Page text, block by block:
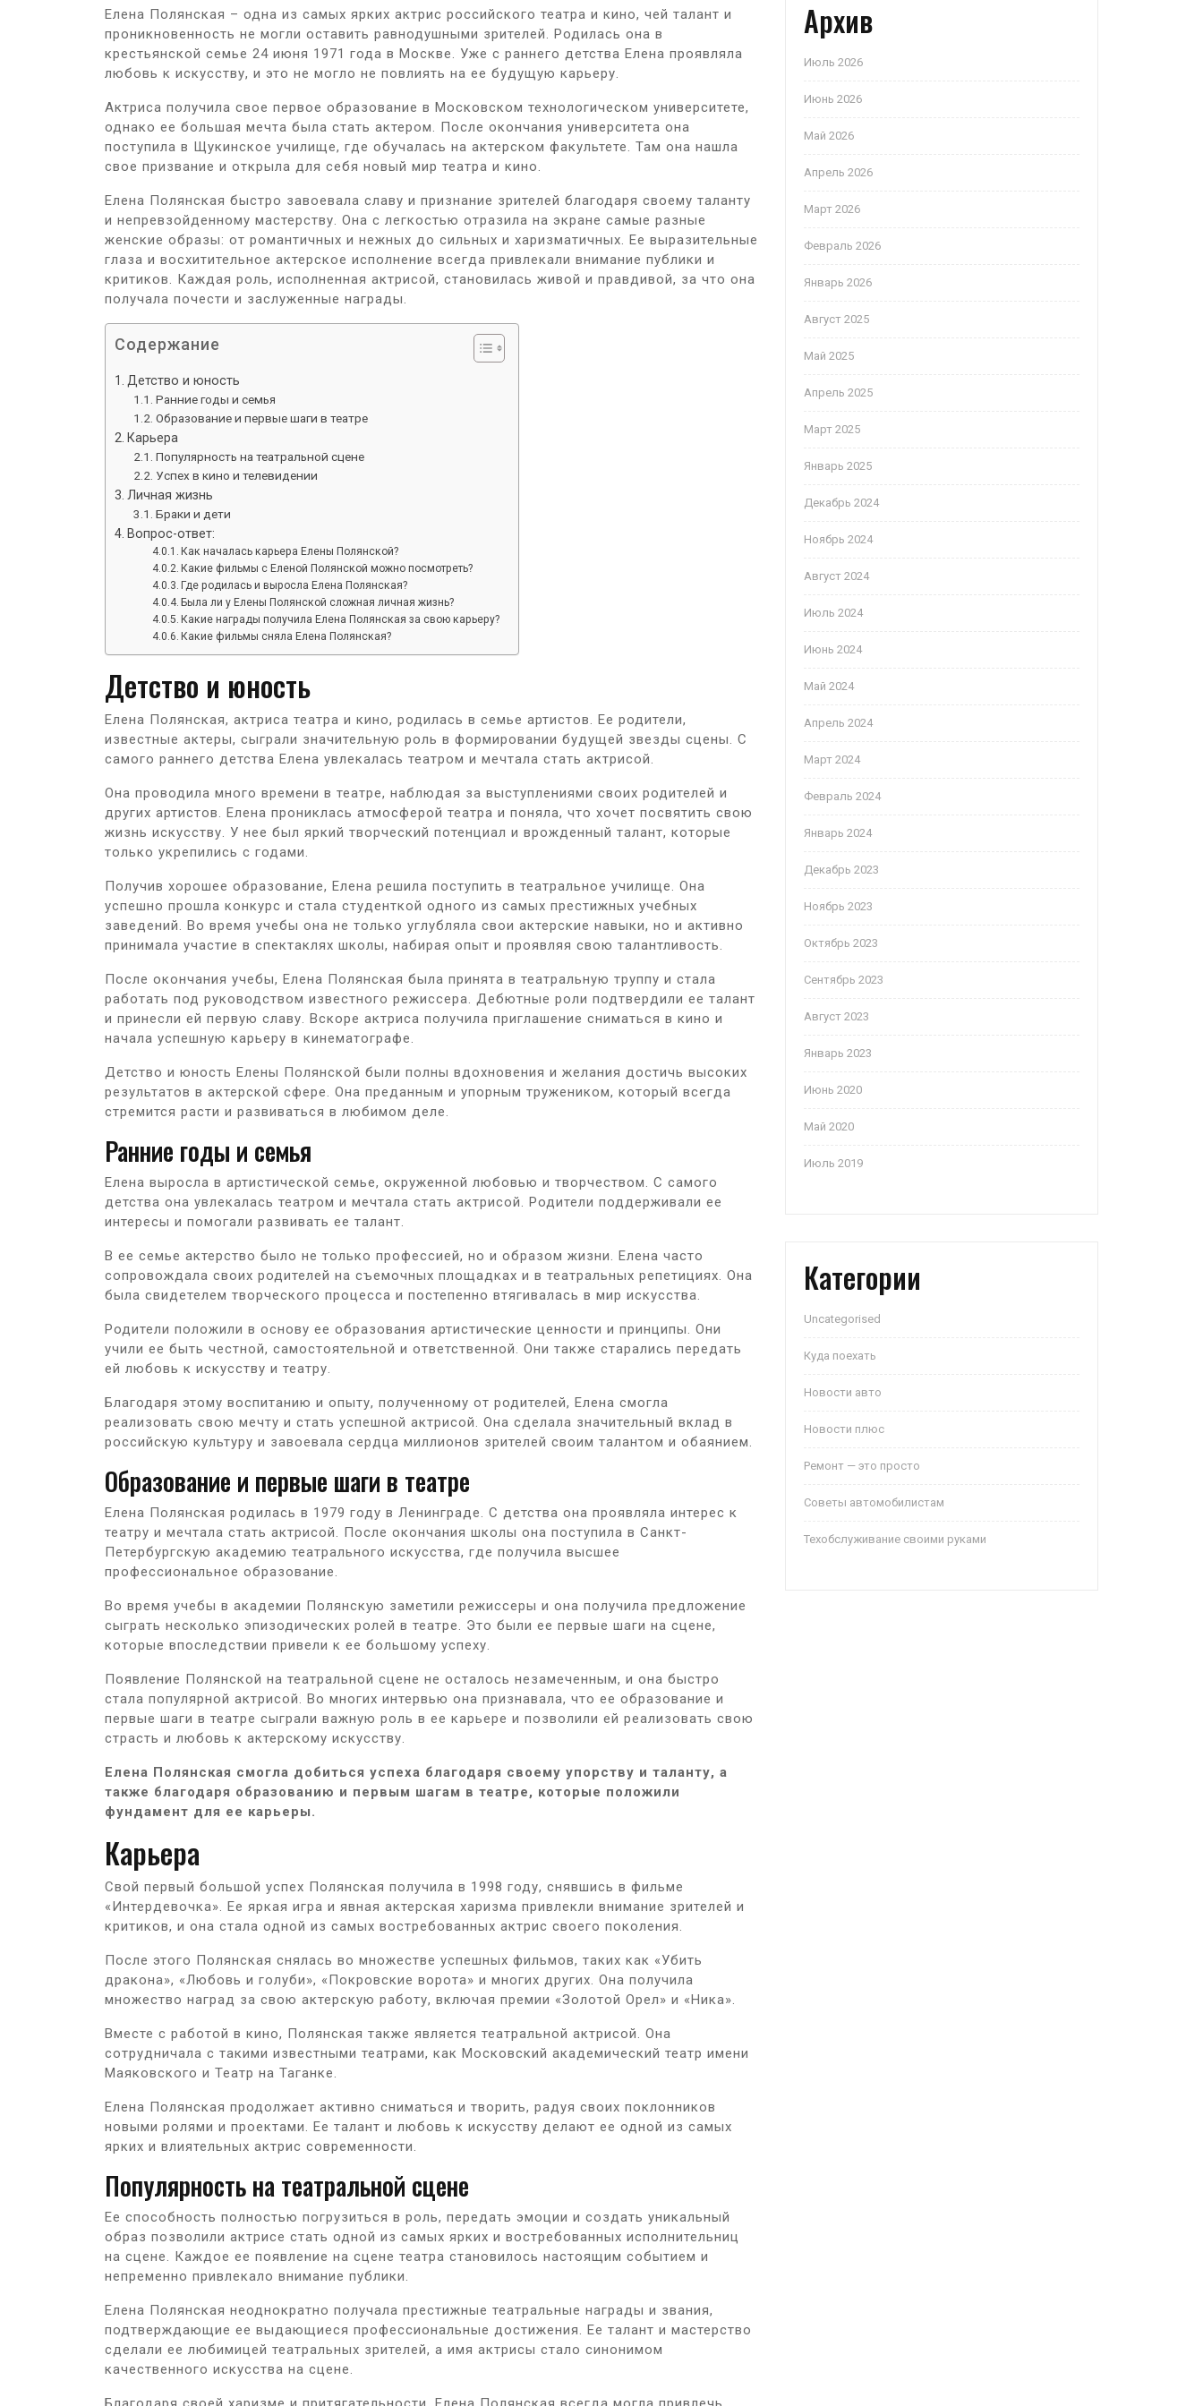
Елена Полянская – одна из самых ярких актрис российского театра и кино, чей талант и
проникновенность не могли оставить равнодушными зрителей. Родилась она в
крестьянской семье 24 июня 1971 года в Москве. Уже с раннего детства Елена проявляла
любовь к искусству, и это не могло не повлиять на ее будущую карьеру.
Актриса получила свое первое образование в Московском технологическом университете,
однако ее большая мечта была стать актером. После окончания университета она
поступила в Щукинское училище, где обучалась на актерском факультете. Там она нашла
свое призвание и открыла для себя новый мир театра и кино.
Елена Полянская быстро завоевала славу и признание зрителей благодаря своему таланту
и непревзойденному мастерству. Она с легкостью отразила на экране самые разные
женские образы: от романтичных и нежных до сильных и харизматичных. Ее выразительные
глаза и восхитительное актерское исполнение всегда привлекали внимание публики и
критиков. Каждая роль, исполненная актрисой, становилась живой и правдивой, за что она
получала почести и заслуженные награды.
Содержание
Детство и юность
Ранние годы и семья
Образование и первые шаги в театре
Карьера
Популярность на театральной сцене
Успех в кино и телевидении
Личная жизнь
Браки и дети
Вопрос-ответ:
Как началась карьера Елены Полянской?
Какие фильмы с Еленой Полянской можно посмотреть?
Где родилась и выросла Елена Полянская?
Была ли у Елены Полянской сложная личная жизнь?
Какие награды получила Елена Полянская за свою карьеру?
Какие фильмы сняла Елена Полянская?
Детство и юность
Елена Полянская, актриса театра и кино, родилась в семье артистов. Ее родители,
известные актеры, сыграли значительную роль в формировании будущей звезды сцены. С
самого раннего детства Елена увлекалась театром и мечтала стать актрисой.
Она проводила много времени в театре, наблюдая за выступлениями своих родителей и
других артистов. Елена прониклась атмосферой театра и поняла, что хочет посвятить свою
жизнь искусству. У нее был яркий творческий потенциал и врожденный талант, которые
только укрепились с годами.
Получив хорошее образование, Елена решила поступить в театральное училище. Она
успешно прошла конкурс и стала студенткой одного из самых престижных учебных
заведений. Во время учебы она не только углубляла свои актерские навыки, но и активно
принимала участие в спектаклях школы, набирая опыт и проявляя свою талантливость.
После окончания учебы, Елена Полянская была принята в театральную труппу и стала
работать под руководством известного режиссера. Дебютные роли подтвердили ее талант
и принесли ей первую славу. Вскоре актриса получила приглашение сниматься в кино и
начала успешную карьеру в кинематографе.
Детство и юность Елены Полянской были полны вдохновения и желания достичь высоких
результатов в актерской сфере. Она преданным и упорным тружеником, который всегда
стремится расти и развиваться в любимом деле.
Ранние годы и семья
Елена выросла в артистической семье, окруженной любовью и творчеством. С самого
детства она увлекалась театром и мечтала стать актрисой. Родители поддерживали ее
интересы и помогали развивать ее талант.
В ее семье актерство было не только профессией, но и образом жизни. Елена часто
сопровождала своих родителей на съемочных площадках и в театральных репетициях. Она
была свидетелем творческого процесса и постепенно втягивалась в мир искусства.
Родители положили в основу ее образования артистические ценности и принципы. Они
учили ее быть честной, самостоятельной и ответственной. Они также старались передать
ей любовь к искусству и театру.
Благодаря этому воспитанию и опыту, полученному от родителей, Елена смогла
реализовать свою мечту и стать успешной актрисой. Она сделала значительный вклад в
российскую культуру и завоевала сердца миллионов зрителей своим талантом и обаянием.
Образование и первые шаги в театре
Елена Полянская родилась в 1979 году в Ленинграде. С детства она проявляла интерес к
театру и мечтала стать актрисой. После окончания школы она поступила в Санкт-
Петербургскую академию театрального искусства, где получила высшее
профессиональное образование.
Во время учебы в академии Полянскую заметили режиссеры и она получила предложение
сыграть несколько эпизодических ролей в театре. Это были ее первые шаги на сцене,
которые впоследствии привели к ее большому успеху.
Появление Полянской на театральной сцене не осталось незамеченным, и она быстро
стала популярной актрисой. Во многих интервью она признавала, что ее образование и
первые шаги в театре сыграли важную роль в ее карьере и позволили ей реализовать свою
страсть и любовь к актерскому искусству.
Елена Полянская смогла добиться успеха благодаря своему упорству и таланту, а
также благодаря образованию и первым шагам в театре, которые положили
фундамент для ее карьеры.
Карьера
Свой первый большой успех Полянская получила в 1998 году, снявшись в фильме
«Интердевочка». Ее яркая игра и явная актерская харизма привлекли внимание зрителей и
критиков, и она стала одной из самых востребованных актрис своего поколения.
После этого Полянская снялась во множестве успешных фильмов, таких как «Убить
дракона», «Любовь и голуби», «Покровские ворота» и многих других. Она получила
множество наград за свою актерскую работу, включая премии «Золотой Орел» и «Ника».
Вместе с работой в кино, Полянская также является театральной актрисой. Она
сотрудничала с такими известными театрами, как Московский академический театр имени
Маяковского и Театр на Таганке.
Елена Полянская продолжает активно сниматься и творить, радуя своих поклонников
новыми ролями и проектами. Ее талант и любовь к искусству делают ее одной из самых
ярких и влиятельных актрис современности.
Популярность на театральной сцене
Ее способность полностью погрузиться в роль, передать эмоции и создать уникальный
образ позволили актрисе стать одной из самых ярких и востребованных исполнительниц
на сцене. Каждое ее появление на сцене театра становилось настоящим событием и
непременно привлекало внимание публики.
Елена Полянская неоднократно получала престижные театральные награды и звания,
подтверждающие ее выдающиеся профессиональные достижения. Ее талант и мастерство
сделали ее любимицей театральных зрителей, а имя актрисы стало синонимом
качественного искусства на сцене.
Архив
Июль 2026
Июнь 2026
Май 2026
Апрель 2026
Март 2026
Февраль 2026
Январь 2026
Август 2025
Май 2025
Апрель 2025
Март 2025
Январь 2025
Декабрь 2024
Ноябрь 2024
Август 2024
Июль 2024
Июнь 2024
Май 2024
Апрель 2024
Март 2024
Февраль 2024
Январь 2024
Декабрь 2023
Ноябрь 2023
Октябрь 2023
Сентябрь 2023
Август 2023
Январь 2023
Июнь 2020
Май 2020
Июль 2019
Категории
Uncategorised
Куда поехать
Новости авто
Новости плюс
Ремонт — это просто
Советы автомобилистам
Техобслуживание своими руками